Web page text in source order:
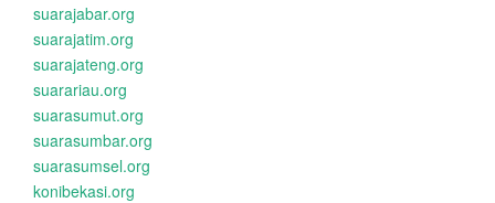
suarajabar.org
suarajatim.org
suarajateng.org
suarariau.org
suarasumut.org
suarasumbar.org
suarasumsel.org
konibekasi.org